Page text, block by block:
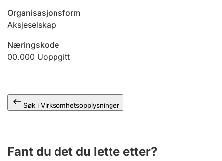
Ektepaktveileder
Offentlig sektor
Organisasjonsform
Aksjeselskap
Næringskode
00.000 Uoppgitt
Søk i Virksomhetsopplysninger
Fant du det du lette etter?